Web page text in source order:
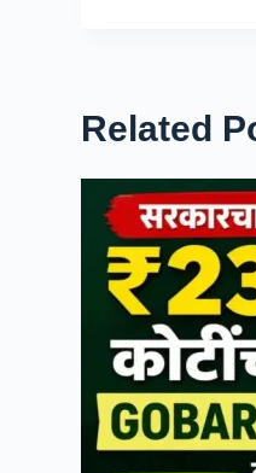
Related